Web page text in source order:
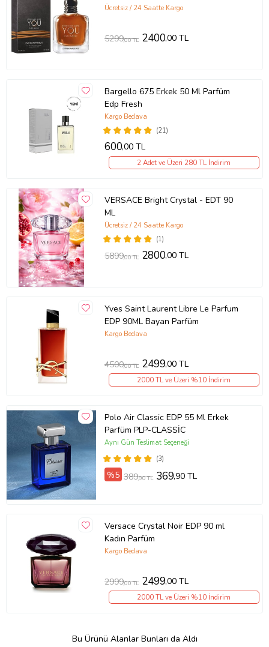
parfümü
Ücretsiz / 24 Saatte Kargo
5299,00 TL 2400,00 TL
Bargello 675 Erkek 50 Ml Parfüm
Edp Fresh
(21)
Kargo Bedava
600,00 TL
2 Adet ve Üzeri 280 TL İndirim
VERSACE Bright Crystal - EDT 90
ML
(1)
Ücretsiz / 24 Saatte Kargo
5899,00 TL 2800,00 TL
Yves Saint Laurent Libre Le Parfum
EDP 90ML Bayan Parfüm
Kargo Bedava
4500,00 TL 2499,00 TL
2000 TL ve Üzeri %10 İndirim
Polo Air Classic EDP 55 Ml Erkek
Parfüm PLP-CLASSİC
(3)
Aynı Gün Teslimat Seçeneği
%5 389,90 TL 369,90 TL
Versace Crystal Noir EDP 90 ml
Kadın Parfüm
Kargo Bedava
2999,00 TL 2499,00 TL
2000 TL ve Üzeri %10 İndirim
Bu Ürünü Alanlar Bunları da Aldı